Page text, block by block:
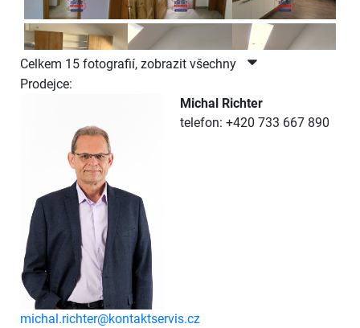
Celkem 15 fotografií, zobrazit všechny
Prodejce:
Michal Richter
telefon: +420 733 667 890
michal.richter@kontaktservis.cz